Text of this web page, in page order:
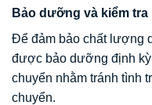
Bảo dưỡng và kiểm
Để đảm bảo chất lượng
được bảo dưỡng định
chuyển nhằm tránh tình
chuyển.